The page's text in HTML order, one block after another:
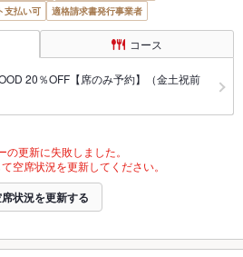
支払い可 適格請求書発行事業者
コース
20％OFF【席のみ予約】（金土祝前
の更新に失敗しました。
空席状況を更新してください。
状況を更新する